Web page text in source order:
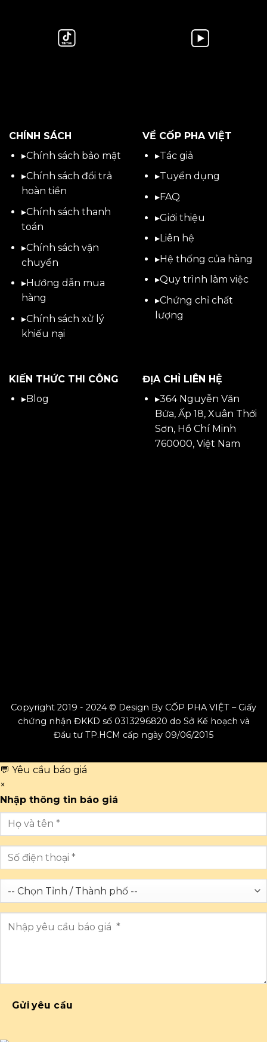
CHÍNH SÁCH
▸Chính sách bảo mật
▸Chính sách đổi trả
hoàn tiền
▸Chính sách thanh
toán
▸Chính sách vận
chuyển
▸Hướng dẫn mua
hàng
▸Chính sách xử lý
khiếu nại
VỀ CỐP PHA VIỆT
▸Tác giả
▸Tuyển dụng
▸FAQ
▸Giới thiệu
▸Liên hệ
▸Hệ thống của hàng
▸Quy trình làm việc
▸Chứng chỉ chất
lượng
KIẾN THỨC THI CÔNG
▸Blog
ĐỊA CHỈ LIÊN HỆ
▸364 Nguyễn Văn
Bứa, Ấp 18, Xuân Thới
Sơn, Hồ Chí Minh
760000, Việt Nam
Copyright 2019 - 2024 © Design By CỐP PHA VIỆT – Giấy
chứng nhận ĐKKD số 0313296820 do Sở Kế hoạch và
Đầu tư TP.HCM cấp ngày 09/06/2015
💬 Yêu cầu báo giá
×
Nhập thông tin báo giá
Gửi yêu cầu